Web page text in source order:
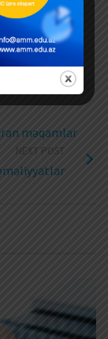
məqamlar
NEXT POST